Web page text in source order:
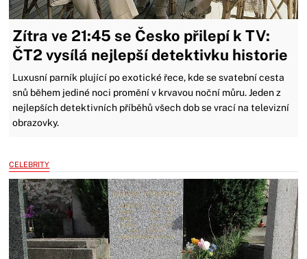
Zítra ve 21:45 se Česko přilepí k TV:
ČT2 vysílá nejlepší detektivku historie
Luxusní parník plující po exotické řece, kde se svatební cesta
snů během jediné noci promění v krvavou noční můru. Jeden z
nejlepších detektivních příběhů všech dob se vrací na televizní
obrazovky.
CELEBRITY